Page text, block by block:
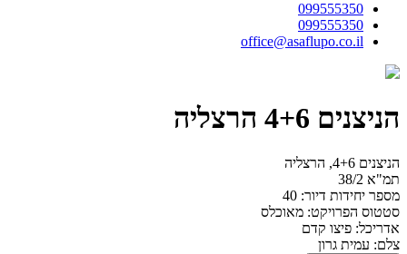
099555350
099555350
office@asaflupo.co.il
הניצנים 4+6 הרצליה
הניצנים 4+6, הרצליה
תמ"א 38/2
מספר יחידות דיור: 40
סטטוס הפרויקט: מאוכלס
אדריכל: פיצו קדם
צלם: עמית גרון